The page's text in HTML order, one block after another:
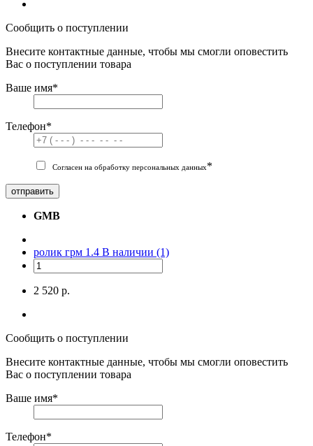
Сообщить о поступлении
Внесите контактные данные, чтобы мы смогли оповестить
Вас о поступлении товара
Ваше имя*
Телефон*
Согласен на обработку персональных данных*
отправить
GMB
ролик грм 1.4 В наличии (1)
2 520 р.
Сообщить о поступлении
Внесите контактные данные, чтобы мы смогли оповестить
Вас о поступлении товара
Ваше имя*
Телефон*